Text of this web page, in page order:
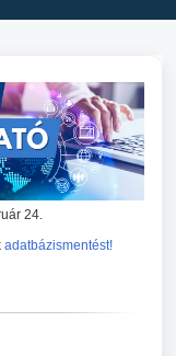
24.
adatbázismentést!